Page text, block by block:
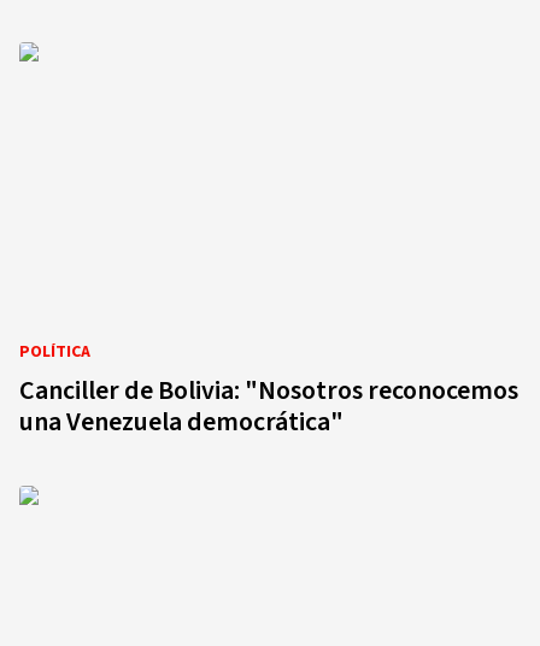
POLÍTICA
Canciller de Bolivia: "Nosotros reconocemos
una Venezuela democrática"